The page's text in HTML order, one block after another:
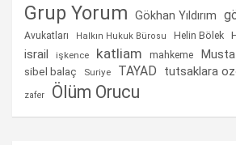
Grup Yorum Gökhan Yıldırım
Avukatları
Halkın Hukuk Bürosu Helin Bölek
israil işkence katliam mahkeme
sibel balaç Suriye TAYAD tutsaklara
zafer Ölüm Orucu